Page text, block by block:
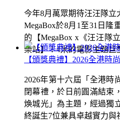
今年8月萬眾期待汪汪隊立
MegaBox於8月1至31日隆
的【MegaBox x《汪汪隊
樂站】！4米的電影主題巨
【頒獎典禮】2026全港時
2026年第十六屆「全港時
閉幕禮，於日前圓滿結束
煥城光」為主題，經過獨
終誕生7位兼具卓越實力與